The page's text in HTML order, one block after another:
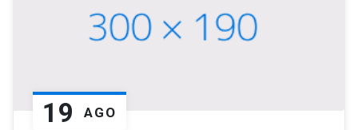
19 AGO